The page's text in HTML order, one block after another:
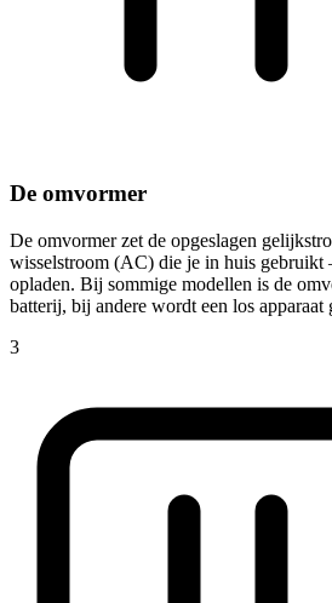
De omvormer
De omvormer zet de opgeslagen
wisselstroom (AC) die je in huis
opladen. Bij sommige modellen is de
batterij, bij andere wordt een los apparaat
3